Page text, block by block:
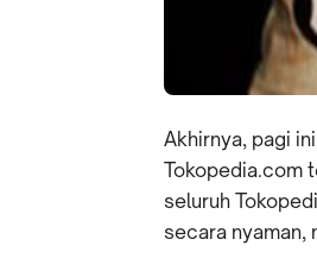
Akhirnya, pagi
Tokopedia.com
seluruh
secara nyaman,